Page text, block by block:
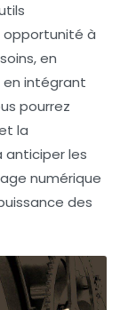
opportunité à
en
en intégrant
pourrez
la
anticiper les
numérique
des